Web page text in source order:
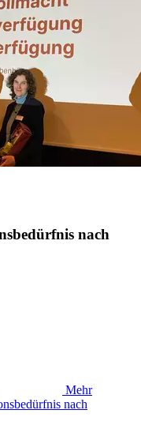
nach
Mehr
nach